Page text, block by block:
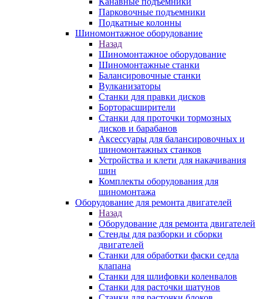
Парковочные подъемники
Подкатные колонны
Шиномонтажное оборудование
Назад
Шиномонтажное оборудование
Шиномонтажные станки
Балансировочные станки
Вулканизаторы
Станки для правки дисков
Борторасширители
Станки для проточки тормозных
дисков и барабанов
Аксессуары для балансировочных и
шиномонтажных станков
Устройства и клети для накачивания
шин
Комплекты оборудования для
шиномонтажа
Оборудование для ремонта двигателей
Назад
Оборудование для ремонта двигателей
Стенды для разборки и сборки
двигателей
Станки для обработки фаски седла
клапана
Станки для шлифовки коленвалов
Станки для расточки шатунов